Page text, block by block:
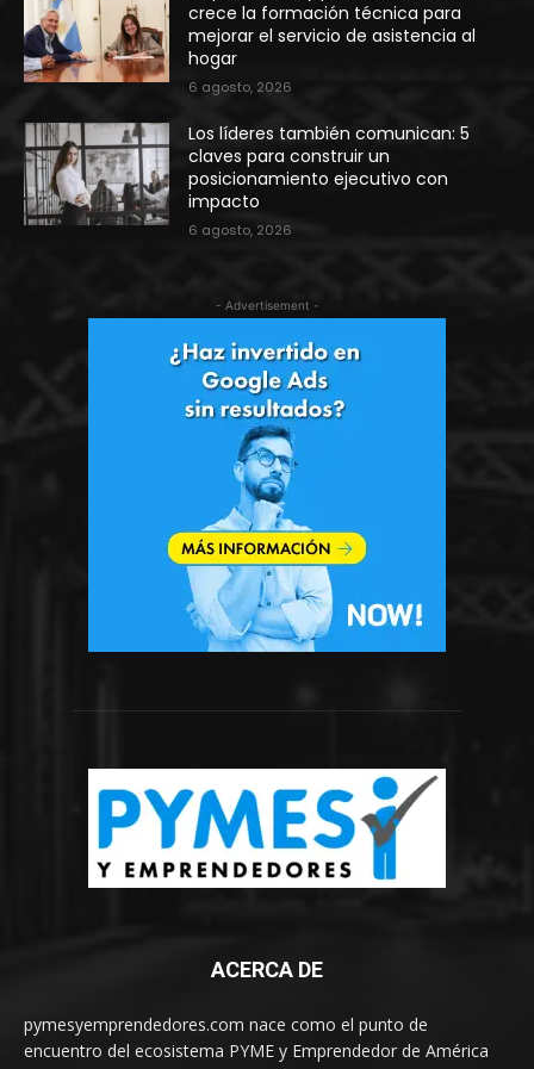
crece la formación técnica para
mejorar el servicio de asistencia al
hogar
6 agosto, 2026
Los líderes también comunican: 5
claves para construir un
posicionamiento ejecutivo con
impacto
6 agosto, 2026
- Advertisement -
ACERCA DE
pymesyemprendedores.com nace como el punto de
encuentro del ecosistema PYME y Emprendedor de América